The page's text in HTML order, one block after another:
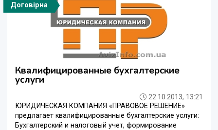
Договірна
Квалифицированные бухгалтерские
услуги
22.10.2013, 13:21
ЮРИДИЧЕСКАЯ КОМПАНИЯ «ПРАВОВОЕ РЕШЕНИЕ»
предлагает квалифицированные бухгалтерские услуги:
Бухгалтерский и налоговый учет, формирование